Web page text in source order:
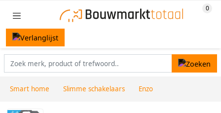
Smart home Slimme schakelaars Enzo